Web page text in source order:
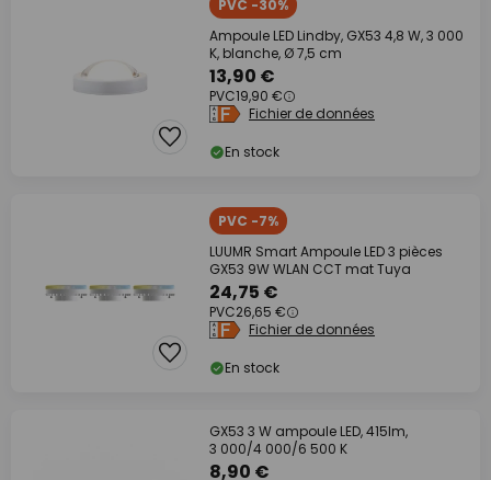
PVC -30%
Ampoule LED Lindby, GX53 4,8 W, 3 000
K, blanche, Ø 7,5 cm
13,90 €
PVC19,90 €
Fichier de données
En stock
PVC -7%
LUUMR Smart Ampoule LED 3 pièces
GX53 9W WLAN CCT mat Tuya
24,75 €
PVC26,65 €
Fichier de données
En stock
GX53 3 W ampoule LED, 415lm,
3 000/4 000/6 500 K
8,90 €